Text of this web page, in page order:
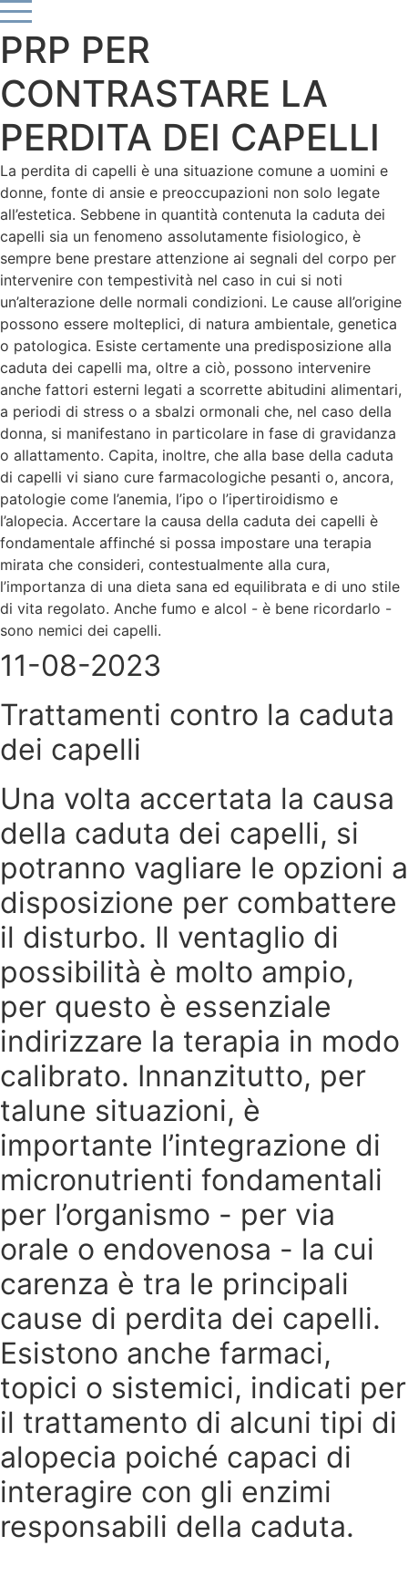
Vai
al
contenuto
PRP PER
CONTRASTARE LA
PERDITA DEI CAPELLI
La perdita di capelli è una situazione comune a uomini e
donne, fonte di ansie e preoccupazioni non solo legate
all’estetica. Sebbene in quantità contenuta la caduta dei
capelli sia un fenomeno assolutamente fisiologico, è
sempre bene prestare attenzione ai segnali del corpo per
intervenire con tempestività nel caso in cui si noti
un’alterazione delle normali condizioni. Le cause all’origine
possono essere molteplici, di natura ambientale, genetica
o patologica. Esiste certamente una predisposizione alla
caduta dei capelli ma, oltre a ciò, possono intervenire
anche fattori esterni legati a scorrette abitudini alimentari,
a periodi di stress o a sbalzi ormonali che, nel caso della
donna, si manifestano in particolare in fase di gravidanza
o allattamento. Capita, inoltre, che alla base della caduta
di capelli vi siano cure farmacologiche pesanti o, ancora,
patologie come l’anemia, l’ipo o l’ipertiroidismo e
l’alopecia. Accertare la causa della caduta dei capelli è
fondamentale affinché si possa impostare una terapia
mirata che consideri, contestualmente alla cura,
l’importanza di una dieta sana ed equilibrata e di uno stile
di vita regolato. Anche fumo e alcol - è bene ricordarlo -
sono nemici dei capelli.
11-08-2023
Trattamenti contro la caduta
dei capelli
Una volta accertata la causa
della caduta dei capelli, si
potranno vagliare le opzioni a
disposizione per combattere
il disturbo. Il ventaglio di
possibilità è molto ampio,
per questo è essenziale
indirizzare la terapia in modo
calibrato. Innanzitutto, per
talune situazioni, è
importante l’integrazione di
micronutrienti fondamentali
per l’organismo - per via
orale o endovenosa - la cui
carenza è tra le principali
cause di perdita dei capelli.
Esistono anche farmaci,
topici o sistemici, indicati per
il trattamento di alcuni tipi di
alopecia poiché capaci di
interagire con gli enzimi
responsabili della caduta.